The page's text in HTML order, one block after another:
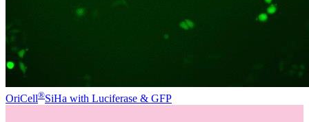
OriCell®SiHa with Luciferase & GFP